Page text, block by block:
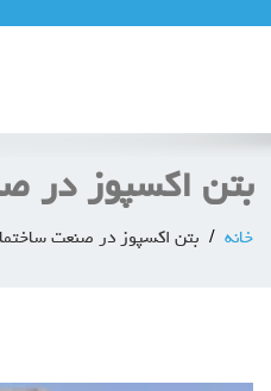
بتن اکسپوز در
خانه بتن اکسپوز در صنعت